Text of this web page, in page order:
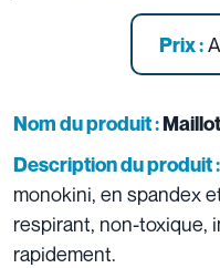
Prix :A
Nom du produit :
Description du produit :
monokini, en spandex
respirant, non-toxique,
rapidement.